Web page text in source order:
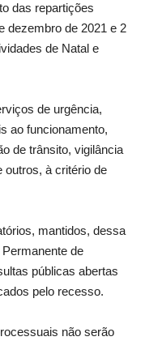
das repartições
dezembro de 2021 e 2
de Natal e
de urgência,
ao funcionamento,
de trânsito, vigilância
outros, à critério de
mantidos, dessa
de
públicas abertas
pelo recesso.
não serão